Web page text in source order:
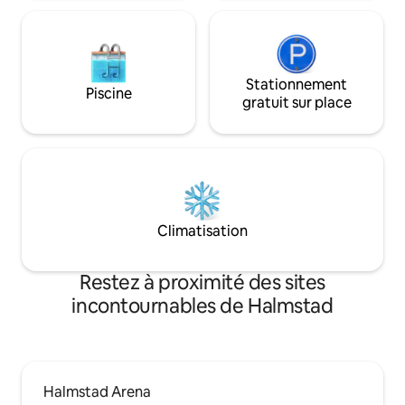
Piscine
Stationnement
gratuit sur place
Climatisation
Restez à proximité des sites
incontournables de Halmstad
Halmstad Arena